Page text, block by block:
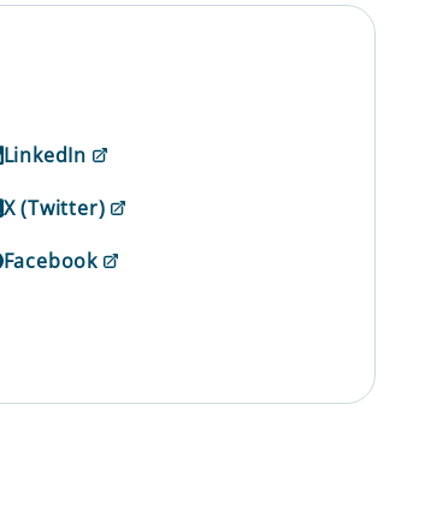
LinkedIn
X (Twitter)
Facebook